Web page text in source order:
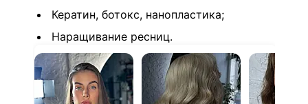
Кератин, ботокс, нанопластика;
Наращивание ресниц.